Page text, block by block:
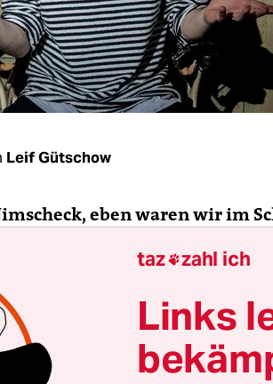
Leif Gütschow
eben waren wir im
dort selbst schon auf der
Nein, ich stand noch nie
Ich bin ja aus Berlin nach
was ich machen will. Ich
taz zahl ich
Links